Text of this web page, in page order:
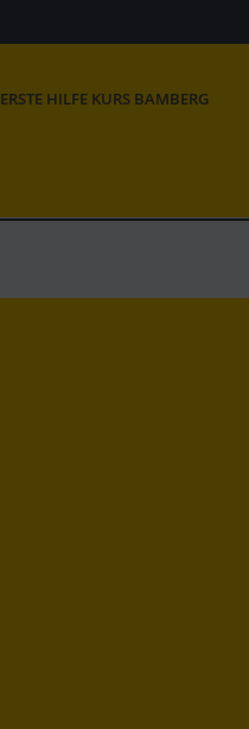
ERSTE HILFE KURS BAMBERG